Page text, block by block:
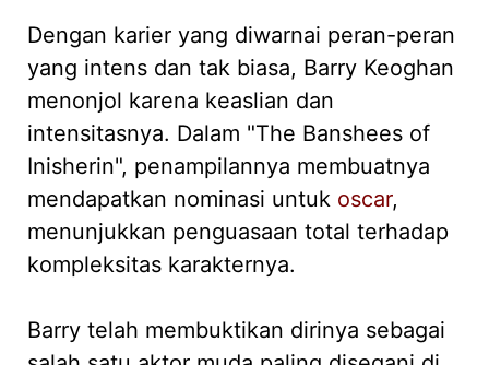
Dengan karier yang diwarnai peran-peran
yang intens dan tak biasa, Barry Keoghan
menonjol karena keaslian dan
intensitasnya. Dalam "The Banshees of
Inisherin", penampilannya membuatnya
mendapatkan nominasi untuk oscar,
menunjukkan penguasaan total terhadap
kompleksitas karakternya.
Barry telah membuktikan dirinya sebagai